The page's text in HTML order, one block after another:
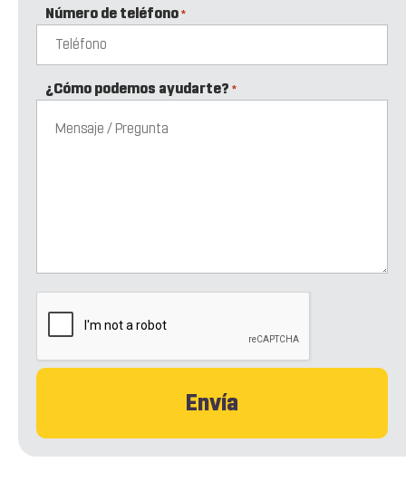
Número de teléfono *
¿Cómo podemos ayudarte? *